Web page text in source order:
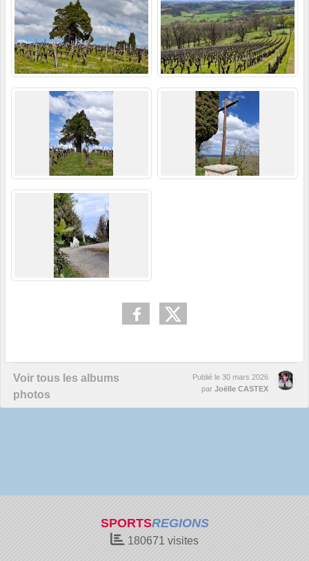
Voir tous les albums
photos
Publié le 30 mars 2026
par Joëlle CASTEX
SPORTSREGIONS
180671 visites